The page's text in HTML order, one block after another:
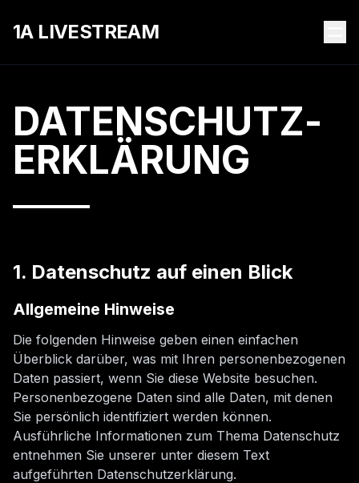
1A LIVESTREAM
DATENSCHUTZ­
ERKLÄRUNG
1. Datenschutz auf einen Blick
Allgemeine Hinweise
Die folgenden Hinweise geben einen einfachen
Überblick darüber, was mit Ihren personenbezogenen
Daten passiert, wenn Sie diese Website besuchen.
Personenbezogene Daten sind alle Daten, mit denen
Sie persönlich identifiziert werden können.
Ausführliche Informationen zum Thema Datenschutz
entnehmen Sie unserer unter diesem Text
aufgeführten Datenschutzerklärung.